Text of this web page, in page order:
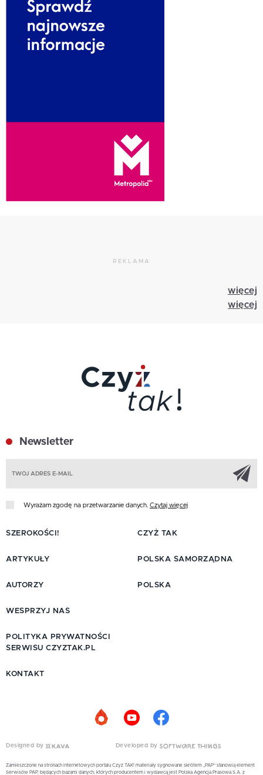
REKLAMA
więcej
więcej
Newsletter
Wyrażam zgodę na przetwarzanie danych. Czytaj więcej
SZEROKOŚCI!
ARTYKUŁY
AUTORZY
CZYŻ TAK
POLSKA SAMORZĄDNA
POLSKA
WESPRZYJ NAS
POLITYKA PRYWATNOŚCI
SERWISU CZYZTAK.PL
KONTAKT
Designed by Developed by
Zamieszczone na stronach internetowych portalu Czyż TAK! materiały sygnowane skrótem „PAP” stanowią element
Serwisów PAP, będących bazami danych, których producentem i wydawcą jest Polska Agencja Prasowa S.A. z